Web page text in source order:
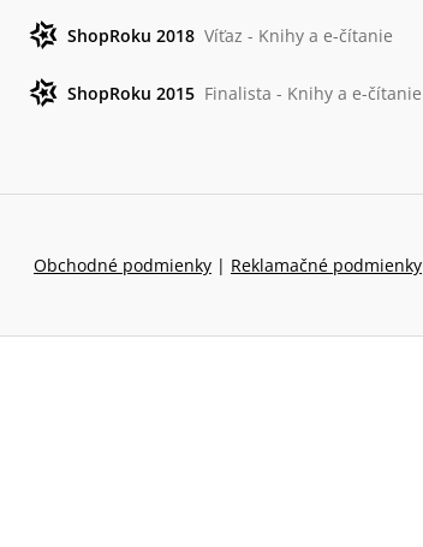
ShopRoku 2018 Víťaz - Knihy a e-čítanie
ShopRoku 2015 Finalista - Knihy a e-čítanie
Obchodné podmienky | Reklamačné podmienky